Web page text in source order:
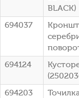
BLACK)
694037
694124
694203